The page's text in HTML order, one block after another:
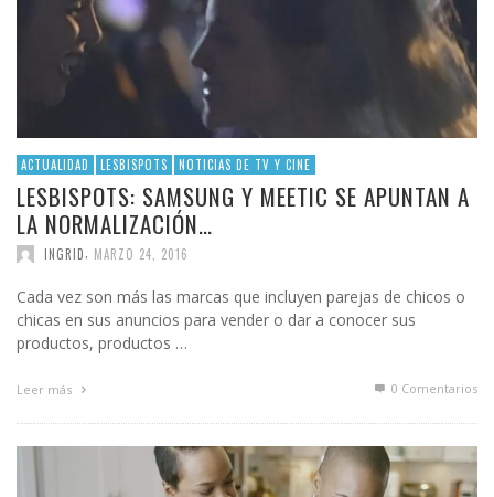
ACTUALIDAD LESBISPOTS NOTICIAS DE TV Y CINE
LESBISPOTS: SAMSUNG Y MEETIC SE APUNTAN A
LA NORMALIZACIÓN…
INGRID MARZO 24, 2016
Cada vez son más las marcas que incluyen parejas de chicos o
chicas en sus anuncios para vender o dar a conocer sus
productos, productos …
Leer más 0 Comentarios